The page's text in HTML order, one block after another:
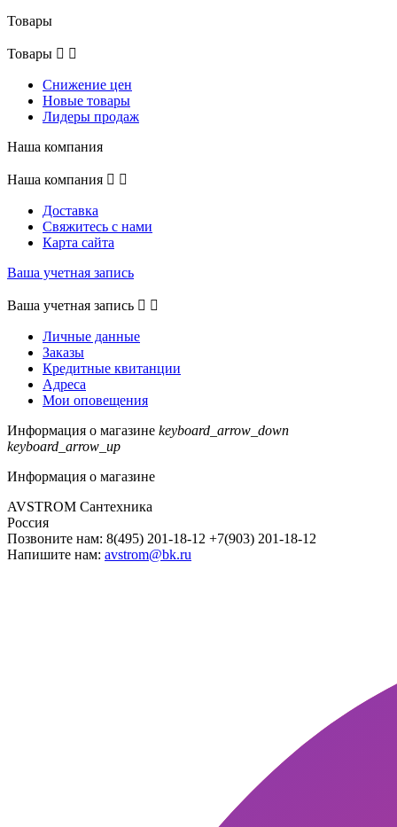
Товары
Товары  
Снижение цен
Новые товары
Лидеры продаж
Наша компания
Наша компания  
Доставка
Свяжитесь с нами
Карта сайта
Ваша учетная запись
Ваша учетная запись  
Личные данные
Заказы
Кредитные квитанции
Адреса
Мои оповещения
Информация о магазине keyboard_arrow_down
keyboard_arrow_up
Информация о магазине
AVSTROM Сантехника
Россия
Позвоните нам: 8(495) 201-18-12 +7(903) 201-18-12
Напишите нам: avstrom@bk.ru